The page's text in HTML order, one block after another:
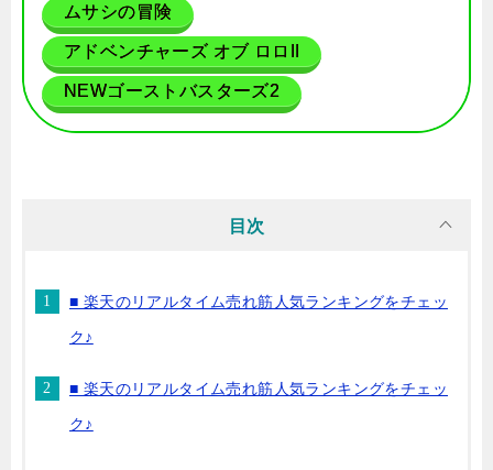
ムサシの冒険
アドベンチャーズ オブ ロロII
NEWゴーストバスターズ2
目次
■ 楽天のリアルタイム売れ筋人気ランキングをチェッ
ク♪
■ 楽天のリアルタイム売れ筋人気ランキングをチェッ
ク♪